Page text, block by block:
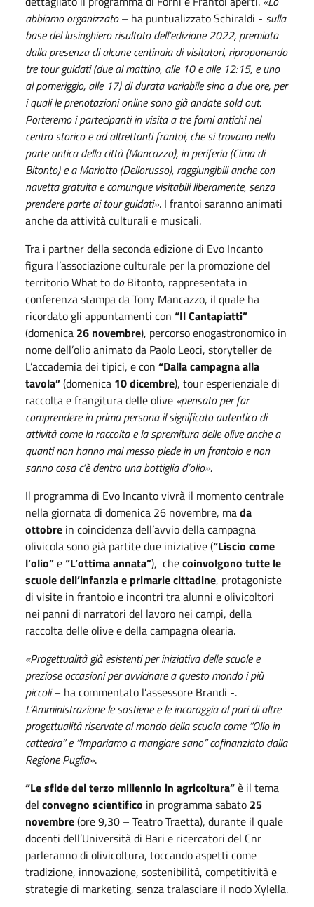
abbiamo organizzato– ha puntualizzato Schiraldi - sulla
base del lusinghiero risultato dell’edizione 2022, premiata
dalla presenza di alcune centinaia di visitatori, riproponendo
tre tour guidati (due al mattino, alle 10 e alle 12:15, e uno
al pomeriggio, alle 17) di durata variabile sino a due ore, per
i quali le prenotazioni online sono già andate sold out.
Porteremo i partecipanti in visita a tre forni antichi nel
centro storico e ad altrettanti frantoi, che si trovano nella
parte antica della città (Mancazzo), in periferia (Cima di
Bitonto) e a Mariotto (Dellorusso), raggiungibili anche con
navetta gratuita e comunque visitabili liberamente, senza
prendere parte ai tour guidati». I frantoi saranno animati
anche da attività culturali e musicali.
Tra i partner della seconda edizione di Evo Incanto
figura l’associazione culturale per la promozione del
territorio What to doBitonto, rappresentata in
conferenza stampa da Tony Mancazzo, il quale ha
ricordato gli appuntamenti con “Il Cantapiatti”
(domenica 26 novembre), percorso enogastronomico in
nome dell’olio animato da Paolo Leoci, storyteller de
L’accademia dei tipici, e con “Dalla campagna alla
tavola”(domenica 10 dicembre), tour esperienzialedi
raccolta e frangitura delle olive «pensato per far
comprendere in prima persona il significato autentico di
attività come la raccolta e la spremitura delle olive anche a
quanti non hanno mai messo piede in un frantoio e non
sanno cosa c’è dentro una bottiglia d’olio».
Il programma di Evo Incanto vivrà il momento centrale
nella giornata di domenica 26 novembre, mada
ottobre in coincidenza dell’avvio della campagna
olivicola sono già partite due iniziative (“Liscio come
l’olio”e“L’ottima annata”), checoinvolgono tutte le
scuole dell’infanzia e primarie cittadine, protagoniste
di visite in frantoio e incontri tra alunni e olivicoltori
nei panni di narratori del lavoro nei campi, della
raccolta delle olive e della campagna olearia.
«Progettualità già esistenti per iniziativa delle scuole e
preziose occasioni per avvicinare a questo mondo i più
piccoli– ha commentato l’assessore Brandi -.
L’Amministrazione le sostiene e le incoraggia al pari di altre
progettualità riservate al mondo della scuola come “Olio in
cattedra” e “Impariamo a mangiare sano” cofinanziato dalla
Regione Puglia».
“Le sfide del terzo millennio in agricoltura”è il tema
del convegno scientifico in programma sabato 25
novembre(ore 9,30 – Teatro Traetta), durante il quale
docenti dell’Università di Bari e ricercatori del Cnr
parleranno di olivicoltura, toccando aspetti come
tradizione, innovazione, sostenibilità, competitività e
strategie di marketing, senza tralasciare il nodo Xylella.